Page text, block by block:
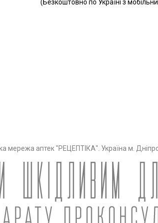
(Безкоштовно по Україні з
мережа аптек "РЕЦЕПТІКА". Україна м.